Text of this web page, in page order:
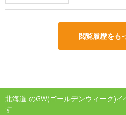
閲覧履歴をも
北海道 のGW(ゴールデンウィーク)
す